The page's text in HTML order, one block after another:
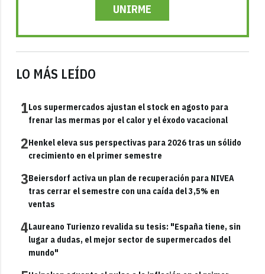
UNIRME
LO MÁS LEÍDO
1Los supermercados ajustan el stock en agosto para
frenar las mermas por el calor y el éxodo vacacional
2Henkel eleva sus perspectivas para 2026 tras un sólido
crecimiento en el primer semestre
3Beiersdorf activa un plan de recuperación para NIVEA
tras cerrar el semestre con una caída del 3,5% en
ventas
4Laureano Turienzo revalida su tesis: "España tiene, sin
lugar a dudas, el mejor sector de supermercados del
mundo"